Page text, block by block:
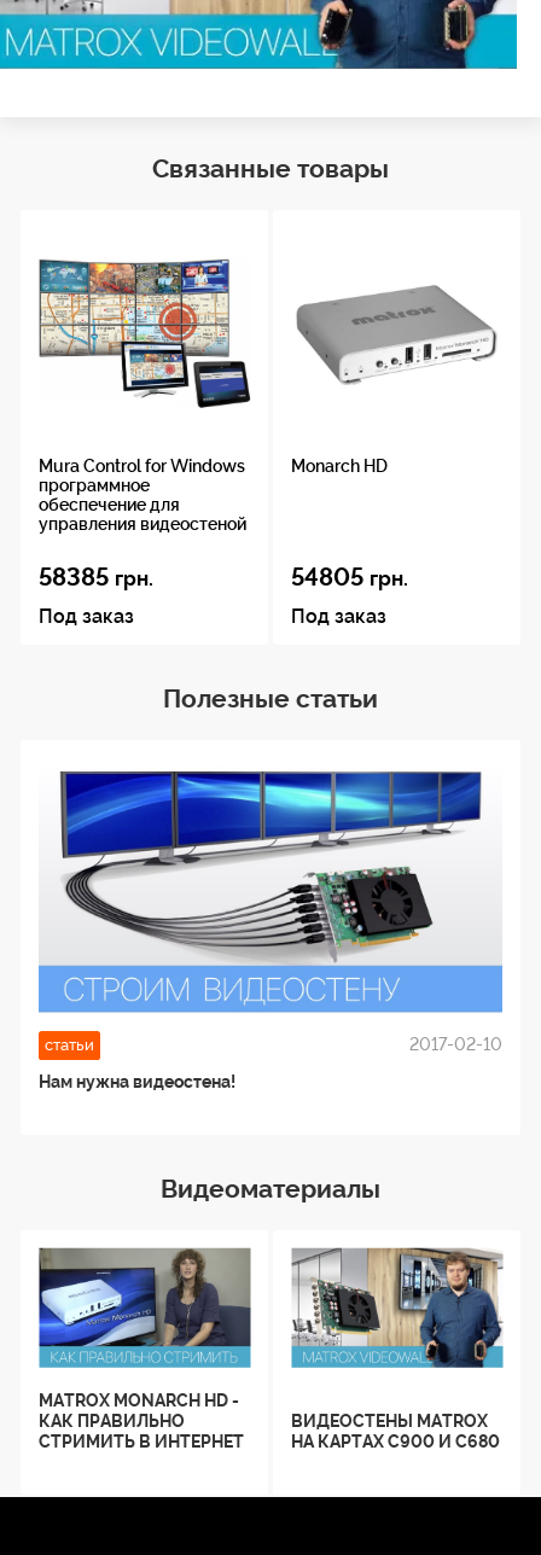
Связанные товары
Mura Control for Windows
программное
обеспечение для
управления видеостеной
58385 грн.
Под заказ
Monarch HD
54805 грн.
Под заказ
Полезные статьи
статьи
2017-02-10
Нам нужна видеостена!
Видеоматериалы
MATROX MONARCH HD -
КАК ПРАВИЛЬНО
СТРИМИТЬ В ИНТЕРНЕТ
ВИДЕОСТЕНЫ MATROX
НА КАРТАХ C900 И С680